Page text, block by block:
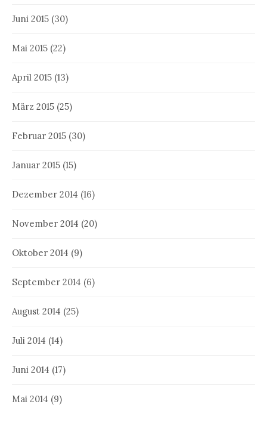
Juni 2015 (30)
Mai 2015 (22)
April 2015 (13)
März 2015 (25)
Februar 2015 (30)
Januar 2015 (15)
Dezember 2014 (16)
November 2014 (20)
Oktober 2014 (9)
September 2014 (6)
August 2014 (25)
Juli 2014 (14)
Juni 2014 (17)
Mai 2014 (9)